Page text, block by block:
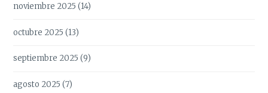
noviembre 2025 (14)
octubre 2025 (13)
septiembre 2025 (9)
agosto 2025 (7)